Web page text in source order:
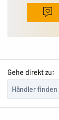
Gehe direkt zu: